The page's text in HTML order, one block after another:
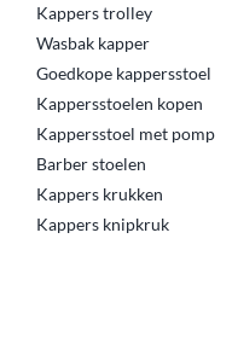
Kappers trolley
Wasbak kapper
Goedkope kappersstoel
Kappersstoelen kopen
Kappersstoel met pomp
Barber stoelen
Kappers krukken
Kappers knipkruk